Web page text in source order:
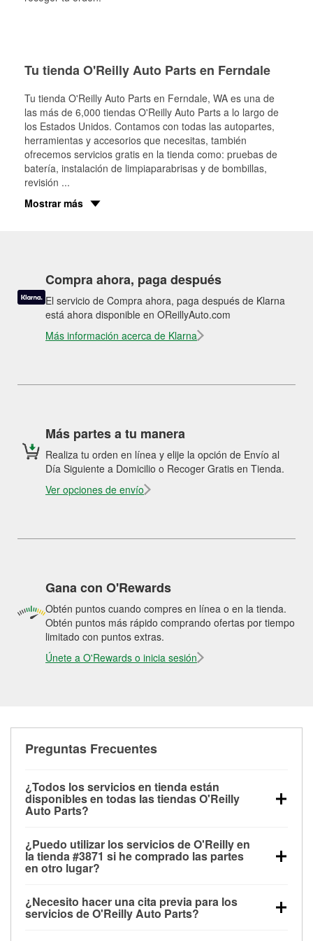
Tu tienda O'Reilly Auto Parts en Ferndale
Tu tienda O'Reilly Auto Parts en Ferndale, WA es una de
las más de 6,000 tiendas O'Reilly Auto Parts a lo largo de
los Estados Unidos. Contamos con todas las autopartes,
herramientas y accesorios que necesitas, también
ofrecemos servicios gratis en la tienda como: pruebas de
batería, instalación de limpiaparabrisas y de bombillas,
revisión ...
Mostrar más
Compra ahora, paga después
El servicio de Compra ahora, paga después de Klarna
está ahora disponible en OReillyAuto.com
Más información acerca de Klarna
Más partes a tu manera
Realiza tu orden en línea y elije la opción de Envío al
Día Siguiente a Domicilio o Recoger Gratis en Tienda.
Ver opciones de envío
Gana con O'Rewards
Obtén puntos cuando compres en línea o en la tienda.
Obtén puntos más rápido comprando ofertas por tiempo
limitado con puntos extras.
Únete a O'Rewards o inicia sesión
Preguntas Frecuentes
¿Todos los servicios en tienda están
disponibles en todas las tiendas O'Reilly
Auto Parts?
las pruebas de batería, pruebas de alternador y
motor de arranque, revisión de la luz “Check Engine”
con O'Reilly VeriScan® e instalación de
limpiaparabrisas o bombillas, están disponibles en
todas las tiendas O'Reilly Auto Parts. La tienda
¿Puedo utilizar los servicios de O'Reilly en
la tienda #3871 si he comprado las partes
en otro lugar?
de O'Reilly Auto Parts que estén disponibles en la
tienda #3871 de Ferndale, WA aunque hayas
¿Necesito hacer una cita previa para los
servicios de O'Reilly Auto Parts?